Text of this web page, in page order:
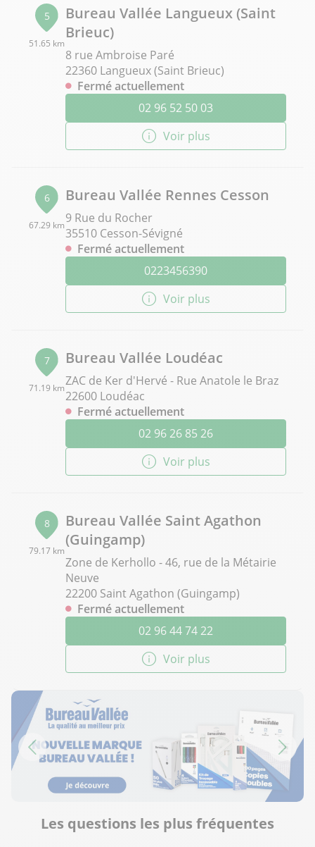
5
51.65 km
Bureau Vallée Langueux (Saint
Brieuc)
8 rue Ambroise Paré
22360 Langueux (Saint Brieuc)
Fermé actuellement
02 96 52 50 03
Voir plus
6
67.29 km
Bureau Vallée Rennes Cesson
9 Rue du Rocher
35510 Cesson-Sévigné
Fermé actuellement
0223456390
Voir plus
7
71.19 km
Bureau Vallée Loudéac
ZAC de Ker d'Hervé - Rue Anatole le Braz
22600 Loudéac
Fermé actuellement
02 96 26 85 26
Voir plus
8
79.17 km
Bureau Vallée Saint Agathon
(Guingamp)
Zone de Kerhollo - 46, rue de la Métairie
Neuve
22200 Saint Agathon (Guingamp)
Fermé actuellement
02 96 44 74 22
Voir plus
Les questions les plus fréquentes